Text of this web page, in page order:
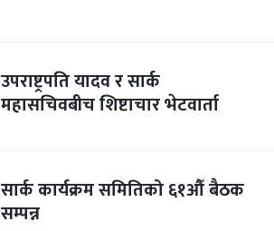
उपराष्ट्रपति यादव र सार्क
महासचिवबीच शिष्टाचार भेटवार्ता
सार्क कार्यक्रम समितिको ६१औँ बैठक
सम्पन्न